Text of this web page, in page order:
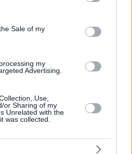
and its third-party tags to
purposes in below Google
Sale of my
my
Advertising.
Use,
or Sharing of my
Unrelated with the
was collected.
μνημόσυνο για τον έναν